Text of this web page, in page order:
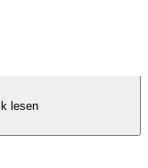
lesen